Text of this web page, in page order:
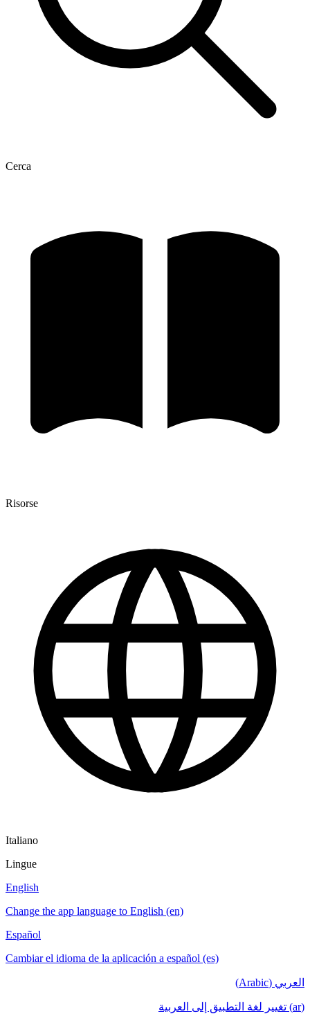
Cerca
Risorse
Italiano
Lingue
English
Change the app language to English (en)
Español
Cambiar el idioma de la aplicación a español (es)
العربي (Arabic)
(ar) تغيير لغة التطبيق إلى العربية